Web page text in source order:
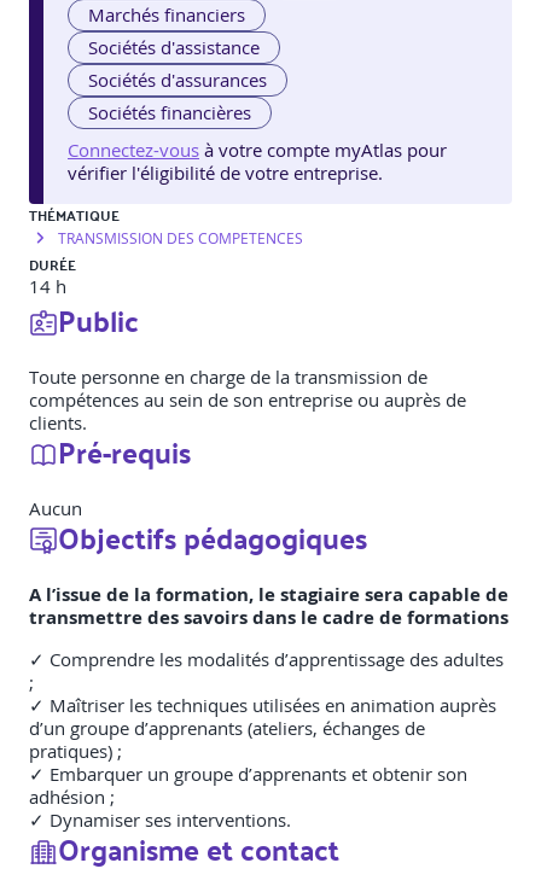
Marchés financiers
Sociétés d'assistance
Sociétés d'assurances
Sociétés financières
Connectez-vous à votre compte myAtlas pour
vérifier l'éligibilité de votre entreprise.
THÉMATIQUE
TRANSMISSION DES COMPETENCES
DURÉE
14 h
Public
Toute personne en charge de la transmission de
compétences au sein de son entreprise ou auprès de
clients.
Pré-requis
Aucun
Objectifs pédagogiques
A l’issue de la formation, le stagiaire sera capable de
transmettre des savoirs dans le cadre de formations
✓ Comprendre les modalités d’apprentissage des adultes
;
✓ Maîtriser les techniques utilisées en animation auprès
d’un groupe d’apprenants (ateliers, échanges de
pratiques) ;
✓ Embarquer un groupe d’apprenants et obtenir son
adhésion ;
✓ Dynamiser ses interventions.
Organisme et contact